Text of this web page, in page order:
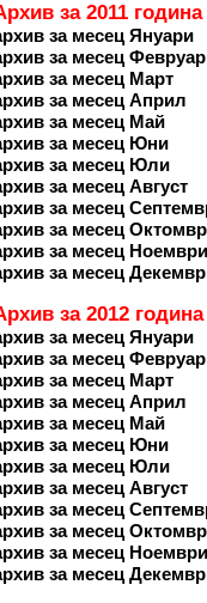
за 2011 година
за месец Януари
за месец
за месец Март
за месец Април
за месец Май
за месец Юни
за месец Юли
за месец Август
за месец
за месец
за месец Ноември
за месец
за 2012 година
за месец Януари
за месец
за месец Март
за месец Април
за месец Май
за месец Юни
за месец Юли
за месец Август
за месец
за месец
за месец Ноември
за месец